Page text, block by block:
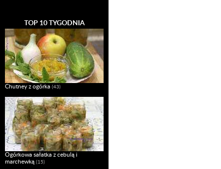
TOP 10 TYGODNIA
Chutney z ogórka (43)
Ogórkowa sałatka z cebulą i
marchewką (15)